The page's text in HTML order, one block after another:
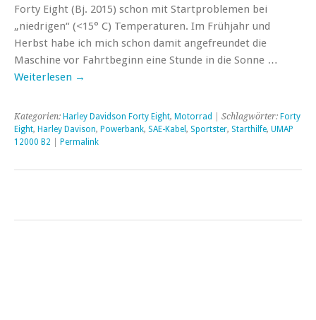
Forty Eight (Bj. 2015) schon mit Startproblemen bei
„niedrigen“ (<15° C) Temperaturen. Im Frühjahr und
Herbst habe ich mich schon damit angefreundet die
Maschine vor Fahrtbeginn eine Stunde in die Sonne …
Weiterlesen →
Kategorien: Harley Davidson Forty Eight, Motorrad | Schlagwörter: Forty
Eight, Harley Davison, Powerbank, SAE-Kabel , Sportster, Starthilfe, UMAP
12000 B2
Permalink